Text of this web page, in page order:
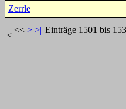
Zerrle
|
<
<< > >| Einträge 1501 bis